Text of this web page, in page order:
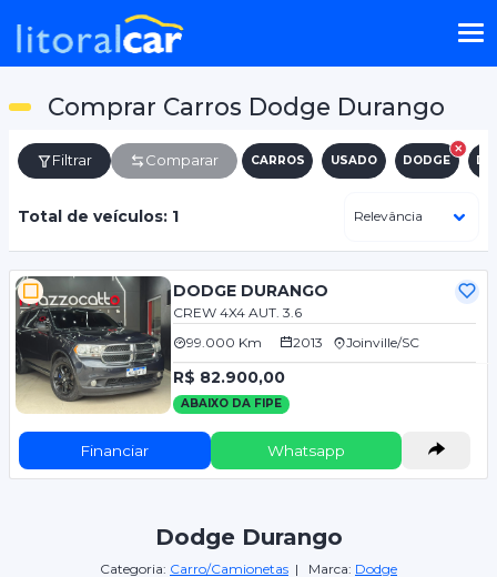
Comprar Carros Dodge Durango
Filtrar Comparar CARROS USADO DODGE
Total de veículos: 1
DODGE DURANGO
CREW 4X4 AUT. 3.6
99.000 Km
2013 Joinville/SC
R$ 82.900,00
ABAIXO DA FIPE
Financiar Whatsapp
Dodge Durango
Categoria: Carro/Camionetas | Marca: Dodge